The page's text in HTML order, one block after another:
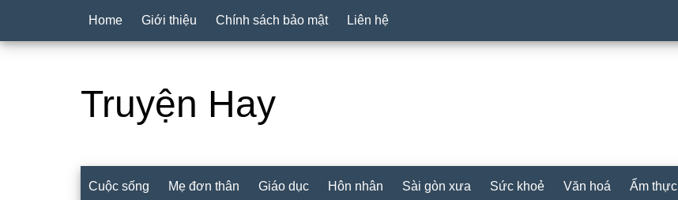
Home Giới thiệu Chính sách bảo mật Liên hệ
Truyện Hay
Cuộc sống Mẹ đơn thân Giáo dục Hôn nhân Sài gòn xưa Sức khoẻ Văn hoá Ẩm thực